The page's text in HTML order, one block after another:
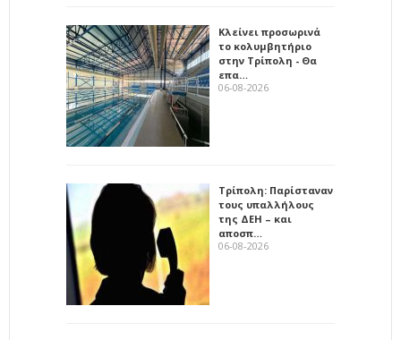
Κλείνει προσωρινά
το κολυμβητήριο
στην Τρίπολη - Θα
επα…
06-08-2026
Τρίπολη: Παρίσταναν
τους υπαλλήλους
της ΔΕΗ – και
αποσπ…
06-08-2026